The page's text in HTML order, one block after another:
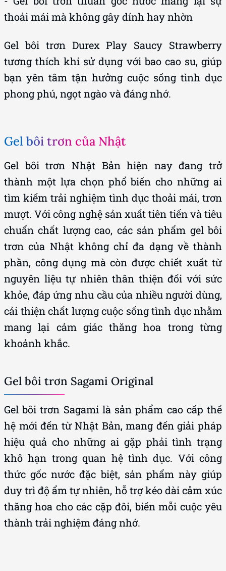
thoải mái mà không gây dính hay nhờn
Gel bôi trơn Durex Play Saucy Strawberry
tương thích khi sử dụng với bao cao su, giúp
bạn yên tâm tận hưởng cuộc sống tình dục
phong phú, ngọt ngào và đáng nhớ.
Gel bôi trơn của Nhật
Gel bôi trơn Nhật Bản hiện nay đang trở
thành một lựa chọn phổ biến cho những ai
tìm kiếm trải nghiệm tình dục thoải mái, trơn
mượt. Với công nghệ sản xuất tiên tiến và tiêu
chuẩn chất lượng cao, các sản phẩm gel bôi
trơn của Nhật không chỉ đa dạng về thành
phần, công dụng mà còn được chiết xuất từ
nguyên liệu tự nhiên thân thiện đối với sức
khỏe, đáp ứng nhu cầu của nhiều người dùng,
cải thiện chất lượng cuộc sống tình dục nhằm
mang lại cảm giác thăng hoa trong từng
khoảnh khắc.
Gel bôi trơn Sagami Original
Gel bôi trơn Sagami là sản phẩm cao cấp thế
hệ mới đến từ Nhật Bản, mang đến giải pháp
hiệu quả cho những ai gặp phải tình trạng
khô hạn trong quan hệ tình dục. Với công
thức gốc nước đặc biệt, sản phẩm này giúp
duy trì độ ẩm tự nhiên, hỗ trợ kéo dài cảm xúc
thăng hoa cho các cặp đôi, biến mỗi cuộc yêu
thành trải nghiệm đáng nhớ.